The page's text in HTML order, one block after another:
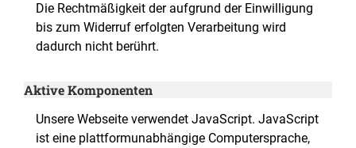
Die Rechtmäßigkeit der aufgrund der Einwilligung
bis zum Widerruf erfolgten Verarbeitung wird
dadurch nicht berührt.
Aktive Komponenten
Unsere Webseite verwendet JavaScript. JavaScript
ist eine plattformunabhängige Computersprache,